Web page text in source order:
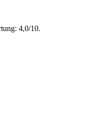
4,0/10.